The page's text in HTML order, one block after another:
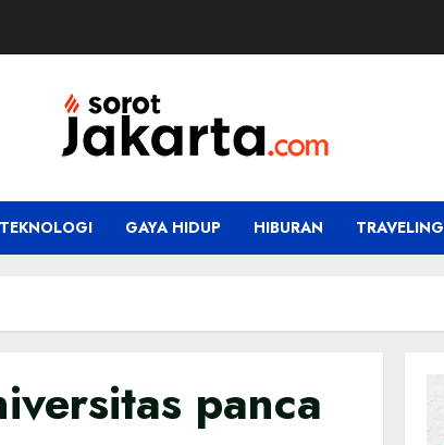
TEKNOLOGI GAYA HIDUP HIBURAN TRAVELING
panca